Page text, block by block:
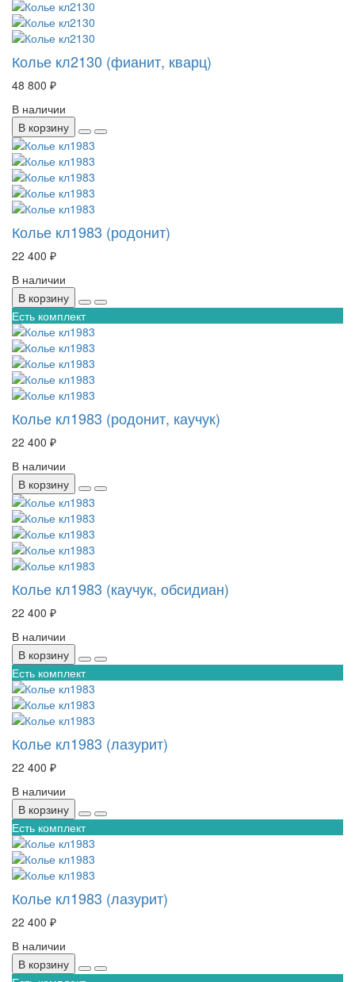
Колье кл2130 (фианит, кварц)
48 800 ₽
В наличии
В корзину
Колье кл1983 (родонит)
22 400 ₽
В наличии
В корзину
Есть комплект
Колье кл1983 (родонит, каучук)
22 400 ₽
В наличии
В корзину
Колье кл1983 (каучук, обсидиан)
22 400 ₽
В наличии
В корзину
Есть комплект
Колье кл1983 (лазурит)
22 400 ₽
В наличии
В корзину
Есть комплект
Колье кл1983 (лазурит)
22 400 ₽
В наличии
В корзину